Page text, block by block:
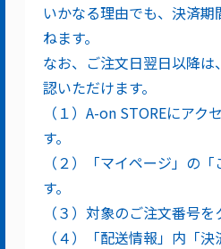
いかなる理由でも、決済
ねます。
なお、ご注文日翌日以降
認いただけます。
（１）A-on STOREにアク
す。
（２）「マイページ」の
す。
（３）対象のご注文番号を
（４）「配送情報」内「